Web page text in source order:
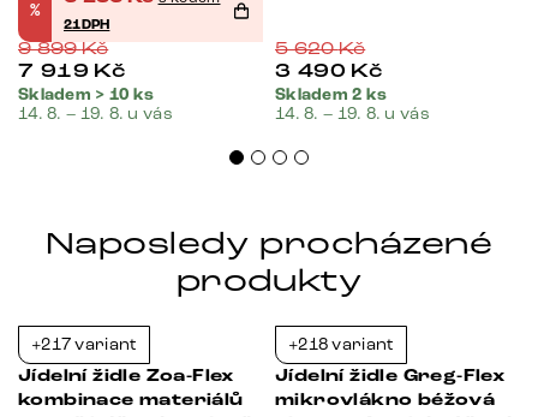
%
21DPH
9 899Kč
7 919 Kč
Skladem > 10 ks
14. 8. – 19. 8. u vás
5 620Kč
3 490 Kč
Skladem 2 ks
14. 8. – 19. 8. u vás
Naposledy procházené
produkty
+217 variant
Jídelní židle Zoa-Flex
kombinace materiálů
+218 variant
Jídelní židle Greg-Flex
mikrovlákno béžová